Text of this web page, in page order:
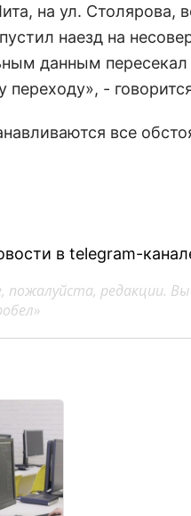
на ул. Столярова,
наезд на
данным
переходу», -
все
в telegram-
редакции.